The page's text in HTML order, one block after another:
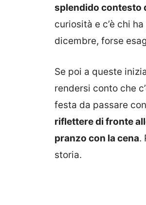
splendido contesto
curiosità e c’è chi
dicembre, forse
Se poi a queste
rendersi conto che
festa da passare
riflettere di fronte
pranzo con la cena.
storia.